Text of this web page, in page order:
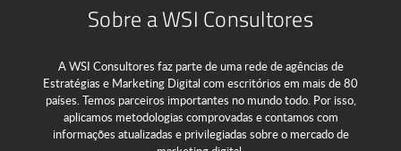
Sobre a WSI Consultores
A WSI Consultores faz parte de uma rede de agências de
Estratégias e Marketing Digital com escritórios em mais de 80
países. Temos parceiros importantes no mundo todo. Por isso,
aplicamos metodologias comprovadas e contamos com
informações atualizadas e privilegiadas sobre o mercado de